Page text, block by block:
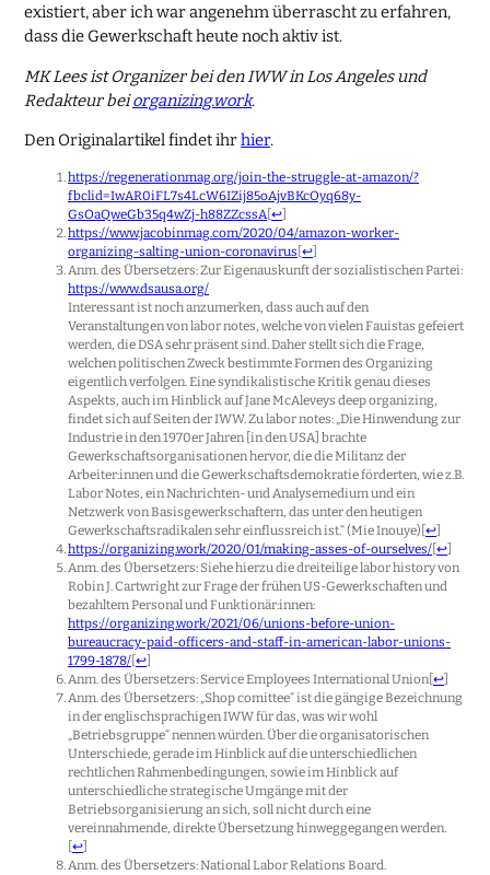
existiert, aber ich war angenehm überrascht zu erfahren,
dass die Gewerkschaft heute noch aktiv ist.
MK Lees ist Organizer bei den IWW in Los Angeles und
Redakteur beiorganizing.work.
Den Originalartikel findet ihrhier.
https://regenerationmag.org/join-the-struggle-at-amazon/?
fbclid=IwAR0iFL7s4LcW6IZij85oAjvBKcOyq68y-
GsOaQweGb35q4wZj-h88ZZcssA[↩
https://www.jacobinmag.com/2020/04/amazon-worker-
organizing-salting-union-coronavirus [↩
Anm. des Übersetzers: Zur Eigenauskunft der sozialistischen Partei:
https://www.dsausa.org/
Interessant ist noch anzumerken, dass auch auf den
Veranstaltungen von labor notes, welche von vielen Fauistas gefeiert
werden, die DSA sehr präsent sind. Daher stellt sich die Frage,
welchen politischen Zweck bestimmte Formen des Organizing
eigentlich verfolgen. Eine syndikalistische Kritik genau dieses
Aspekts, auch im Hinblick auf Jane McAleveys deep organizing,
findet sich auf Seiten der IWW. Zu labor notes: „Die Hinwendung zur
Industrie in den 1970er Jahren [in den USA] brachte
Gewerkschaftsorganisationen hervor, die die Militanz der
Arbeiter:innen und die Gewerkschaftsdemokratie förderten, wie z.B.
Labor Notes, ein Nachrichten- und Analysemedium und ein
Netzwerk von Basisgewerkschaftern, das unter den heutigen
Gewerkschaftsradikalen sehr einflussreich ist.“ (Mie Inouye) [↩
https://organizing.work/2020/01/making-asses-of-ourselves/ [↩
Anm. des Übersetzers: Siehe hierzu die dreiteilige labor history von
Robin J. Cartwright zur Frage der frühen US-Gewerkschaften und
bezahltem Personal und Funktionär:innen:
https://organizing.work/2021/06/unions-before-union-
bureaucracy-paid-officers-and-staff-in-american-labor-unions-
1799-1878/ [↩
Anm. des Übersetzers: Service Employees International Union [↩
Anm. des Übersetzers: „Shop comittee“ ist die gängige Bezeichnung
in der englischsprachigen IWW für das, was wir wohl
„Betriebsgruppe“ nennen würden. Über die organisatorischen
Unterschiede, gerade im Hinblick auf die unterschiedlichen
rechtlichen Rahmenbedingungen, sowie im Hinblick auf
unterschiedliche strategische Umgänge mit der
Betriebsorganisierung an sich, soll nicht durch eine
vereinnahmende, direkte Übersetzung hinweggegangen werden.
[↩
Anm. des Übersetzers: National Labor Relations Board.